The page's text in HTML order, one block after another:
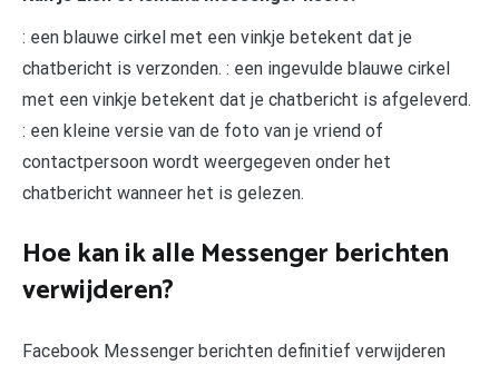
: een blauwe cirkel met een vinkje betekent dat je
chatbericht is verzonden. : een ingevulde blauwe cirkel
met een vinkje betekent dat je chatbericht is afgeleverd.
: een kleine versie van de foto van je vriend of
contactpersoon wordt weergegeven onder het
chatbericht wanneer het is gelezen.
Hoe kan ik alle Messenger berichten
verwijderen?
Facebook Messenger berichten definitief verwijderen